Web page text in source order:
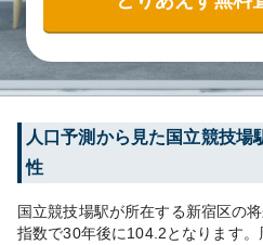
人口予測から見た 国立競技場
性
国立競技場駅が所在する新宿区の
指数で30年後に104.2となります。